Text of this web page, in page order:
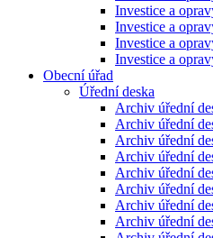
Investice a
Investice a
Investice a
Investice a
Obecní úřad
Úřední deska
Archiv úřední
Archiv úřední
Archiv úřední
Archiv úřední
Archiv úřední
Archiv úřední
Archiv úřední
Archiv úřední